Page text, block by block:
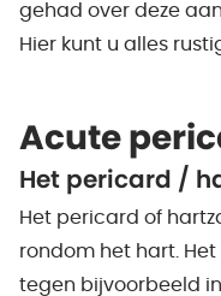
gehad over deze
Hier kunt u alles
Acute
Het pericard /
Het pericard of
rondom het hart.
tegen bijvoorbeeld